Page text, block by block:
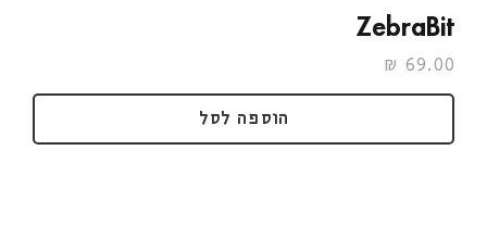
ZebraBit
מחיר
הוספה לסל